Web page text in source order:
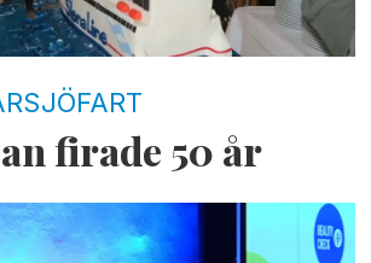
firade 50 år